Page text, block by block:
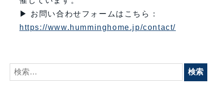
▶ お問い合わせフォームはこちら：
https://www.humminghome.jp/contact/
検
索: